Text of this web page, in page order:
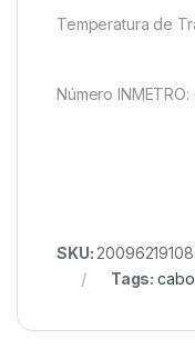
Temperatura de
Número
SKU:
Tags: